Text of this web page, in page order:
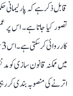
تصور کیا جاتا ہے۔ اس
میں ممکنہ قانون سازی کو
اترنے کی منصوبہ بندی کر